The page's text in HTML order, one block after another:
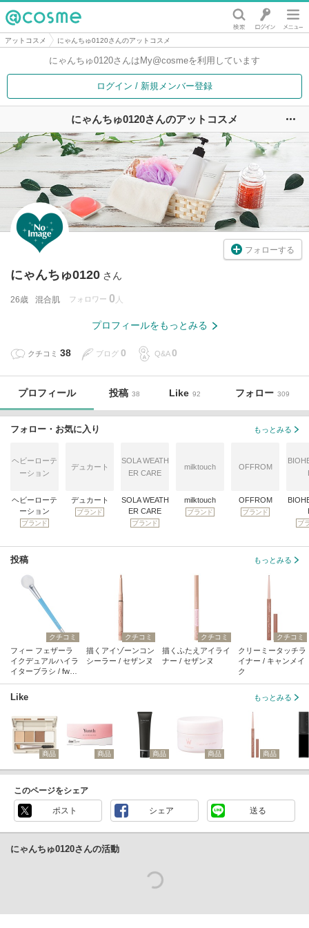
@cosme
アットコスメ にゃんちゅ0120さんのアットコスメ
にゃんちゅ0120さんは My@cosmeを利用しています
ログイン / 新規メンバー登録
にゃんちゅ0120さんのアットコスメ
フォローする
にゃんちゅ0120 さん
26歳 混合肌 フォロワー 0
プロフィールをもっとみる
クチコミ 38 ブログ 0 Q&A 0
プロフィール 投稿 38 Like 92 フォロー 309
フォロー・お気に入り もっとみる
ヘビーローテ
ーション
ヘビーローテ
ーション
ブランド
デュカート
デュカート
ブランド
SOLA WEATH
ER CARE
SOLA WEATH
ER CARE
ブランド
milktouch
milktouch
ブランド
OFFROM
OFFROM
ブランド
ブ
投稿 もっとみる
クチコミ
フィー フェザーラ
イクデュアルハイラ
イターブラシ / fwee
クチコミ
描くアイゾーンコン
シーラー / セザンヌ
クチコミ
描くふたえアイライ
ナー / セザンヌ
クチコミ
クリーミータッチラ
イナー / キャンメイ
ク
Like もっとみる
商品 商品 商品 商品 商品
このページをシェア
ポスト シェア 送る
にゃんちゅ0120さんの活動